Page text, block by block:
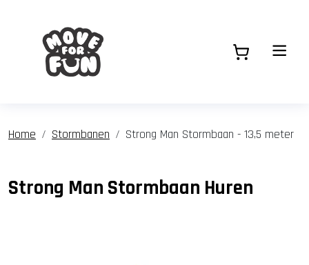
Home Stormbanen Strong Man Stormbaan - 13,5 meter
Strong Man Stormbaan Huren